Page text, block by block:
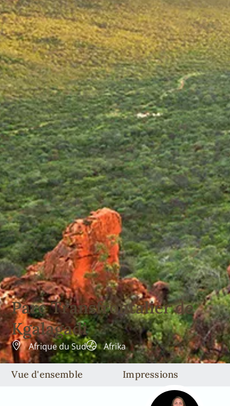
Parc Transfrontalier de
Kgalagadi
Afrique du Sud Afrika
Vue d'ensemble Impressions